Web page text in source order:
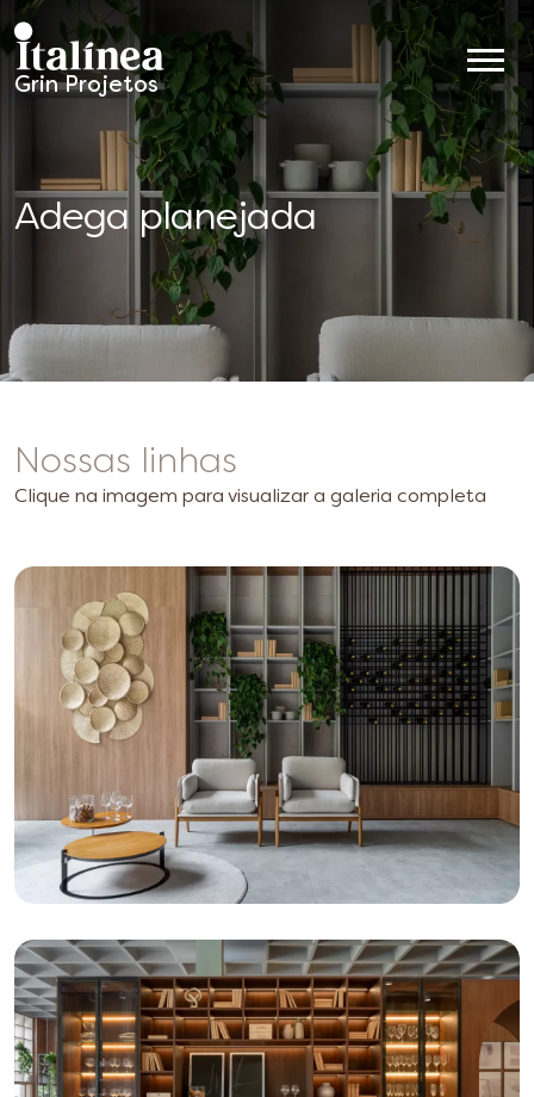
Grin Projetos
Planejados
Adega planejada
Nossas linhas
Clique na imagem para visualizar a galeria completa